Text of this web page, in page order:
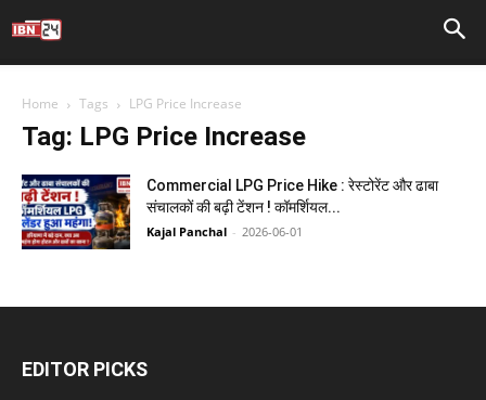
Home Tags LPG Price Increase
Tag: LPG Price Increase
Commercial LPG Price Hike : रेस्टोरेंट और ढाबा
संचालकों की बढ़ी टेंशन ! कॉमर्शियल...
Kajal Panchal - 2026-06-01
EDITOR PICKS